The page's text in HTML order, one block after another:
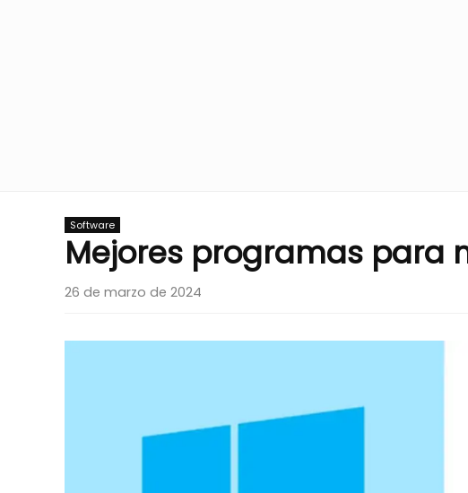
Software
Mejores programas para
26 de marzo de 2024